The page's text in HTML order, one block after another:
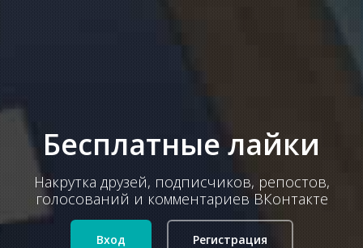
Бесплатные лайки
Накрутка друзей, подписчиков, репостов,
голосований и комментариев ВКонтакте
Вход Регистрация